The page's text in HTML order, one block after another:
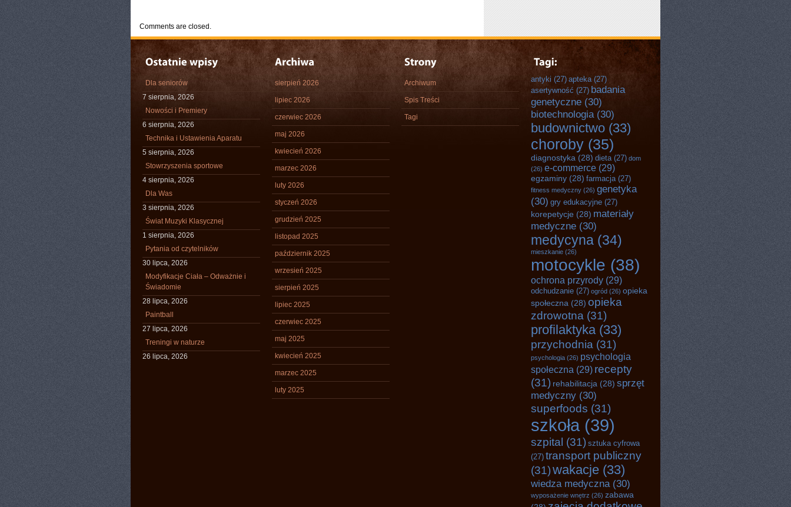
Comments are closed.
Dla seniorów
7 sierpnia, 2026
Nowości i Premiery
6 sierpnia, 2026
Technika i Ustawienia Aparatu
5 sierpnia, 2026
Stowrzyszenia sportowe
4 sierpnia, 2026
Dla Was
3 sierpnia, 2026
Świat Muzyki Klasycznej
1 sierpnia, 2026
Pytania od czytelników
30 lipca, 2026
Modyfikacje Ciała – Odważnie i
Świadomie
28 lipca, 2026
Paintball
27 lipca, 2026
Treningi w naturze
26 lipca, 2026
sierpień 2026
lipiec 2026
czerwiec 2026
maj 2026
kwiecień 2026
marzec 2026
luty 2026
styczeń 2026
grudzień 2025
listopad 2025
październik 2025
wrzesień 2025
sierpień 2025
lipiec 2025
czerwiec 2025
maj 2025
kwiecień 2025
marzec 2025
luty 2025
Archiwum
Spis Treści
Tagi
antyki (27) apteka(27)
asertywność (27) badania
genetyczne (30)
biotechnologia(30)
budownictwo (33)
choroby (35)
diagnostyka (28) dieta(27) dom
(26) e-commerce (29)
egzaminy (28) farmacja(27)
fitness medyczny (26) genetyka
(30) gry edukacyjne (27)
korepetycje (28) materiały
medyczne (30)
medycyna (34)
mieszkanie (26)
motocykle (38)
ochrona przyrody (29)
odchudzanie (27) ogród (26) opieka
społeczna (28) opieka
zdrowotna (31)
profilaktyka(33)
przychodnia (31)
psychologia (26) psychologia
społeczna (29) recepty
(31) rehabilitacja (28) sprzęt
medyczny (30)
superfoods (31)
szkoła (39)
szpital (31) sztuka cyfrowa
(27) transport publiczny
(31)wakacje (33)
wiedza medyczna(30)
wyposażenie wnętrz (26) zabawa